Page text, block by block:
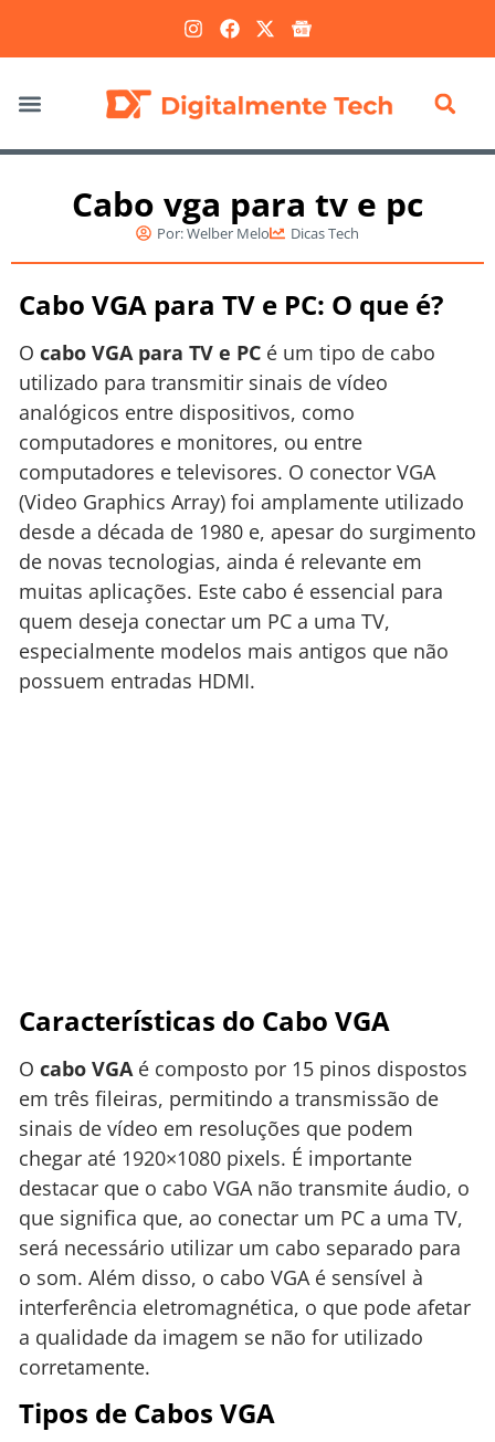
Cabo vga para tv e pc
Por:Welber Melo Dicas Tech
Cabo VGA para TV e PC: O que é?
O cabo VGA para TV e PC é um tipo de cabo
utilizado para transmitir sinais de vídeo
analógicos entre dispositivos, como
computadores e monitores, ou entre
computadores e televisores. O conector VGA
(Video Graphics Array) foi amplamente utilizado
desde a década de 1980 e, apesar do surgimento
de novas tecnologias, ainda é relevante em
muitas aplicações. Este cabo é essencial para
quem deseja conectar um PC a uma TV,
especialmente modelos mais antigos que não
possuem entradas HDMI.
Características do Cabo VGA
O cabo VGA é composto por 15 pinos dispostos
em três fileiras, permitindo a transmissão de
sinais de vídeo em resoluções que podem
chegar até 1920×1080 pixels. É importante
destacar que o cabo VGA não transmite áudio, o
que significa que, ao conectar um PC a uma TV,
será necessário utilizar um cabo separado para
o som. Além disso, o cabo VGA é sensível à
interferência eletromagnética, o que pode afetar
a qualidade da imagem se não for utilizado
corretamente.
Tipos de Cabos VGA